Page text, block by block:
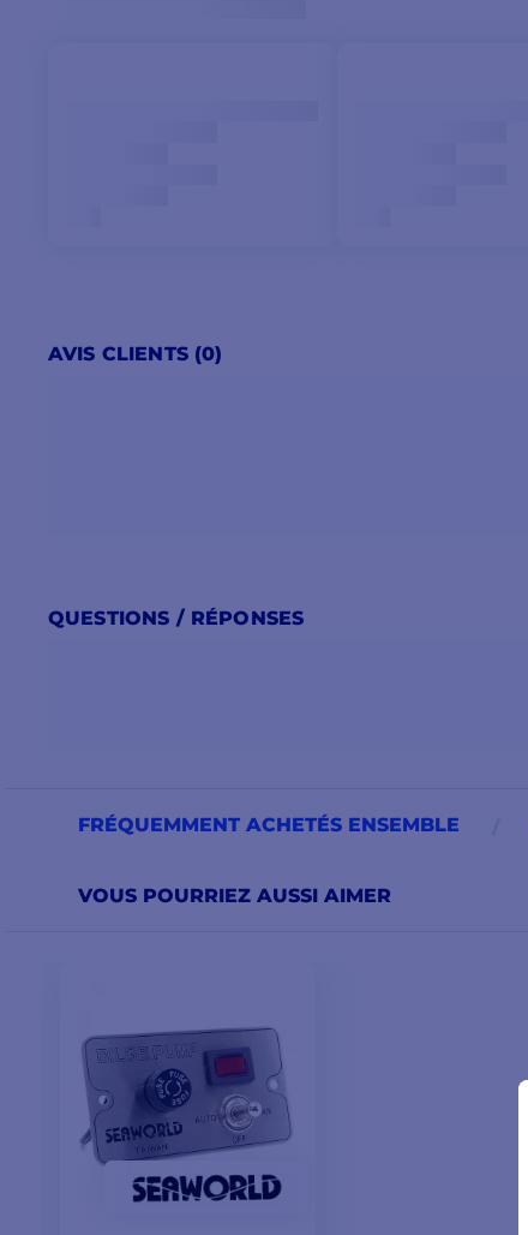
AVIS CLIENTS (0)
QUESTIONS / RÉPONSES
FRÉQUEMMENT ACHETÉS ENSEMBLE
VOUS POURRIEZ AUSSI AIMER